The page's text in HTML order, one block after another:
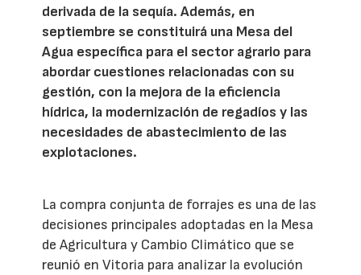
derivada de la sequía. Además, en
septiembre se constituirá una Mesa del
Agua específica para el sector agrario para
abordar cuestiones relacionadas con su
gestión, con la mejora de la eficiencia
hídrica, la modernización de regadíos y las
necesidades de abastecimiento de las
explotaciones.
La compra conjunta de forrajes es una de las
decisiones principales adoptadas en la Mesa
de Agricultura y Cambio Climático que se
reunió en Vitoria para analizar la evolución